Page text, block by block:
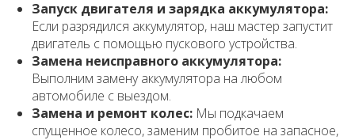
Запуск двигателя и зарядка аккумулятора:
Если разрядился аккумулятор, наш мастер запустит
двигатель с помощью пускового устройства.
Замена неисправного аккумулятора:
Выполним замену аккумулятора на любом
автомобиле с выездом.
Замена и ремонт колес: Мы подкачаем
спущенное колесо, заменим пробитое на запасное,